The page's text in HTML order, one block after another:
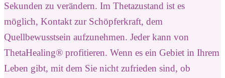
Sekunden zu verändern. Im Thetazustand ist es
möglich, Kontakt zur Schöpferkraft, dem
Quellbewusstsein aufzunehmen. Jeder kann von
ThetaHealing® profitieren. Wenn es ein Gebiet in Ihrem
Leben gibt, mit dem Sie nicht zufrieden sind, ob